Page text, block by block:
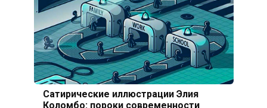
Сатирические иллюстрации Элия
Коломбо: пороки современности